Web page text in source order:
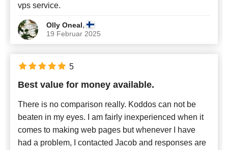
vps service.
Olly Oneal,
19 Februar 2025
Best value for money available.
There is no comparison really. Koddos can not be
beaten in my eyes. I am fairly inexperienced when it
comes to making web pages but whenever I have
had a problem, I contacted Jacob and responses are
5